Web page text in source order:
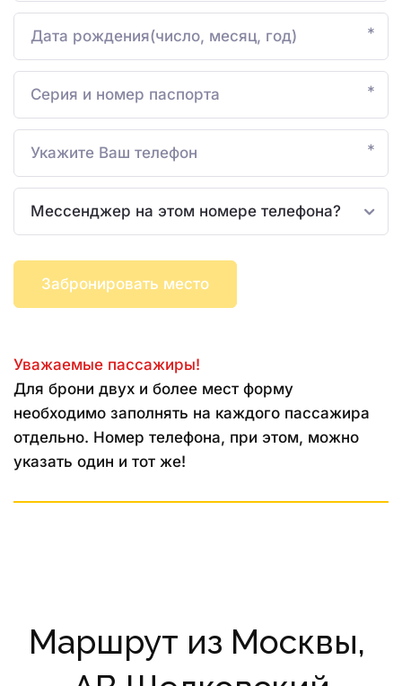
*
*
*
Забронировать место
Уважаемые пассажиры!
Для брони двух и более мест форму
необходимо заполнять на каждого пассажира
отдельно. Номер телефона, при этом, можно
указать один и тот же!
Маршрут из Москвы,